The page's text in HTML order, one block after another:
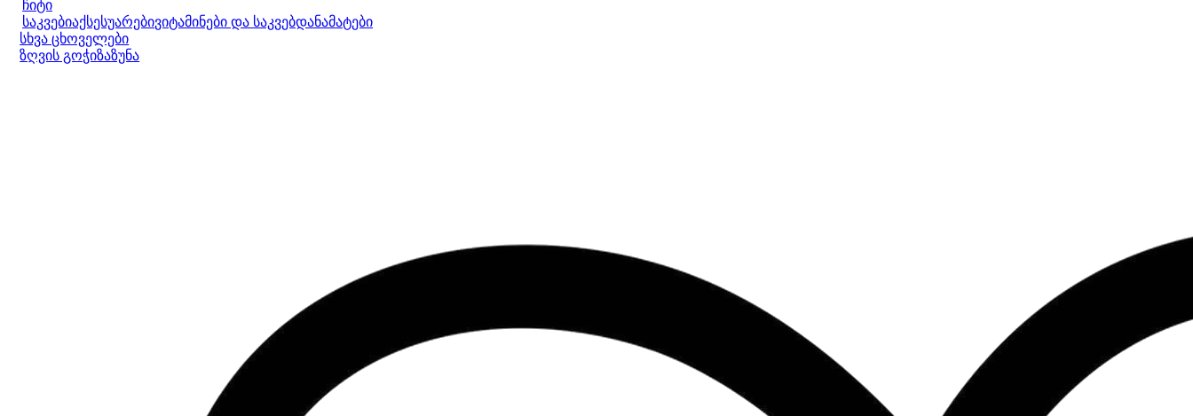
ჩიტი
საკვებიაქსესუარებივიტამინები და საკვებდანამატები
სხვა ცხოველები
ზღვის გოჭიზაზუნა